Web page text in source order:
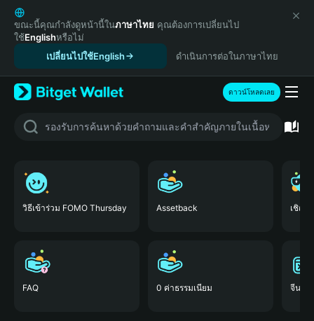
English
日本語
Tiếng Việt
Español (Latinoamérica)
Türkçe
Français
繁體中文
Português (Portugal)
Bahasa Indonesia
Español
Português (Brasil)
ขณะนี้คุณกำลังดูหน้านี้ในภาษาไทย คุณต้องการเปลี่ยนไป
ใช้Englishหรือไม่
เปลี่ยนไปใช้English
ดำเนินการต่อในภาษาไทย
ดาวน์โหลดเลย
วิธีเข้าร่วม FOMO Thursday
FAQ
Assetback
0 ค่าธรรมเนียม
เชิญเ
จีนแ